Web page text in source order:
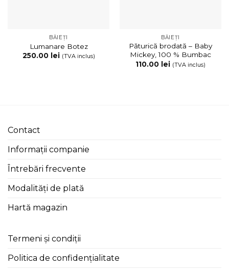
BĂIEȚI
Lumanare Botez
250.00
lei (TVA inclus)
BĂIEȚI
Păturică brodată – Baby
Mickey, 100 % Bumbac
110.00
lei (TVA inclus)
Contact
Informații companie
Întrebări frecvente
Modalități de plată
Hartă magazin
Termeni și condiții
Politica de confidențialitate